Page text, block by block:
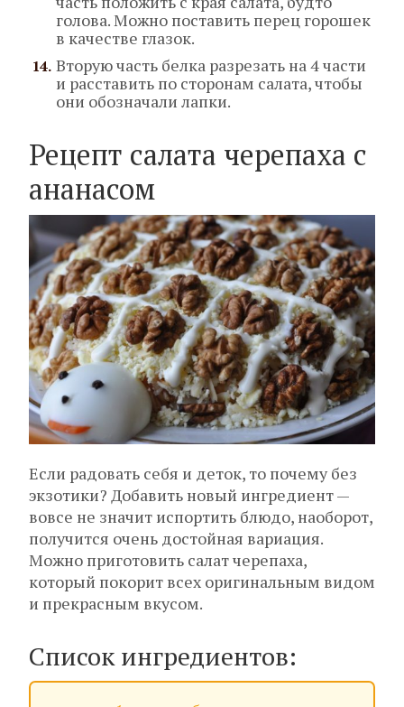
голова. Можно поставить перец горошек
в качестве глазок.
Вторую часть белка разрезать на 4 части
и расставить по сторонам салата, чтобы
они обозначали лапки.
Рецепт салата черепаха с
ананасом
Если радовать себя и деток, то почему без
экзотики? Добавить новый ингредиент —
вовсе не значит испортить блюдо, наоборот,
получится очень достойная вариация.
Можно приготовить салат черепаха,
который покорит всех оригинальным видом
и прекрасным вкусом.
Список ингредиентов: